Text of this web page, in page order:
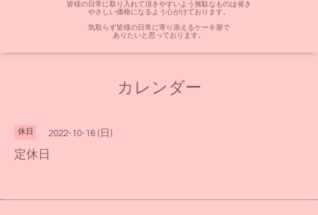
皆様の日常に取り入れて頂きやすいよう無駄なものは省き
やさしい価格になるよう心がけております。
気取らず皆様の日常に寄り添えるケーキ屋で
ありたいと思っております。
カレンダー
休日 2022-10-16 (日)
定休日